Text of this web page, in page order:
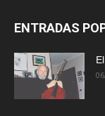
ENTRADAS